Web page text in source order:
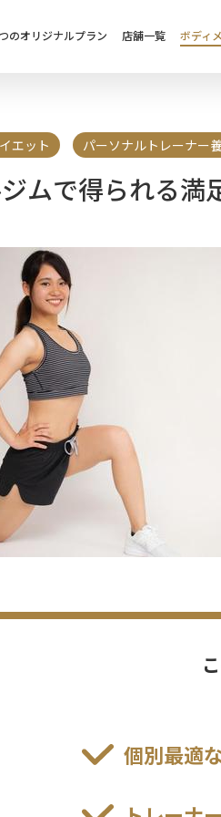
のオリジナルプラン 店舗一覧 ボディ
エット パーソナルトレーナー
ムで得られる満
個別最適